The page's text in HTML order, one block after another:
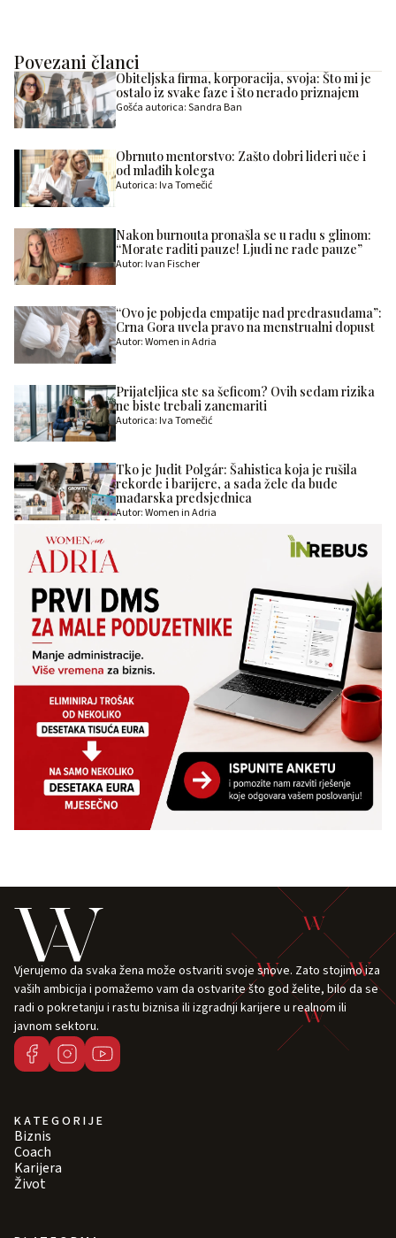
Povezani članci
Obiteljska firma, korporacija, svoja: Što mi je
ostalo iz svake faze i što nerado priznajem
Gošća autorica: Sandra Ban
Obrnuto mentorstvo: Zašto dobri lideri uče i
od mlađih kolega
Autorica: Iva Tomečić
Nakon burnouta pronašla se u radu s glinom:
“Morate raditi pauze! Ljudi ne rade pauze”
Autor: Ivan Fischer
“Ovo je pobjeda empatije nad predrasudama”:
Crna Gora uvela pravo na menstrualni dopust
Autor: Women in Adria
Prijateljica ste sa šeficom? Ovih sedam rizika
ne biste trebali zanemariti
Autorica: Iva Tomečić
Tko je Judit Polgár: Šahistica koja je rušila
rekorde i barijere, a sada žele da bude
mađarska predsjednica
Autor: Women in Adria
Vjerujemo da svaka žena može ostvariti svoje snove. Zato stojimo iza
vaših ambicija i pomažemo vam da ostvarite što god želite, bilo da se
radi o pokretanju i rastu biznisa ili izgradnji karijere u realnom ili
javnom sektoru.
KATEGORIJE
Biznis
Coach
Karijera
Život